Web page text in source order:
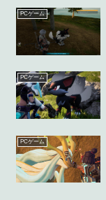
PCゲーム
PCゲーム
PCゲーム